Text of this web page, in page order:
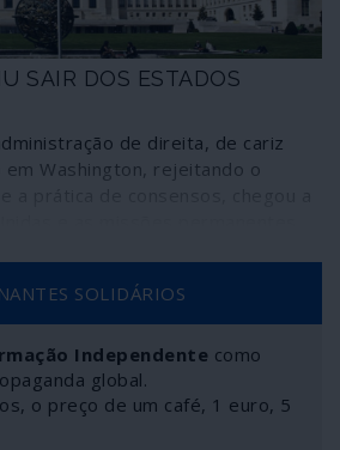
SAIR DOS ESTADOS
de direita, de cariz
Washington, rejeitando o
SOLIDÁRIOS
Independente como
global.
o preço de um café, 1 euro, 5